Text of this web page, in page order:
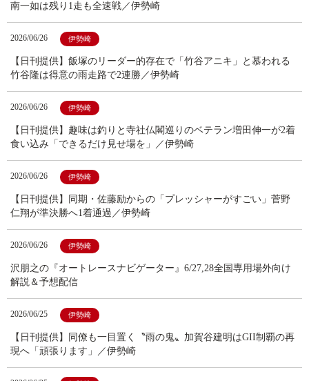
南一如は残り1走も全速戦／伊勢崎
2026/06/26 伊勢崎
【日刊提供】飯塚のリーダー的存在で「竹谷アニキ」と慕われる
竹谷隆は得意の雨走路で2連勝／伊勢崎
2026/06/26 伊勢崎
【日刊提供】趣味は釣りと寺社仏閣巡りのベテラン増田伸一が2着
食い込み「できるだけ見せ場を」／伊勢崎
2026/06/26 伊勢崎
【日刊提供】同期・佐藤励からの「プレッシャーがすごい」菅野
仁翔が準決勝へ1着通過／伊勢崎
2026/06/26 伊勢崎
沢朋之の『オートレースナビゲーター』6/27,28全国専用場外向け
解説＆予想配信
2026/06/25 伊勢崎
【日刊提供】同僚も一目置く〝雨の鬼〟加賀谷建明はGII制覇の再
現へ「頑張ります」／伊勢崎